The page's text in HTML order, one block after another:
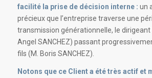
facilité la prise de décision interne : un
précieux que l’entreprise traverse une
transmission générationnelle, le dirigeant
Angel SANCHEZ) passant
fils (M. Boris SANCHEZ)
Notons que ce Client a été très actif et